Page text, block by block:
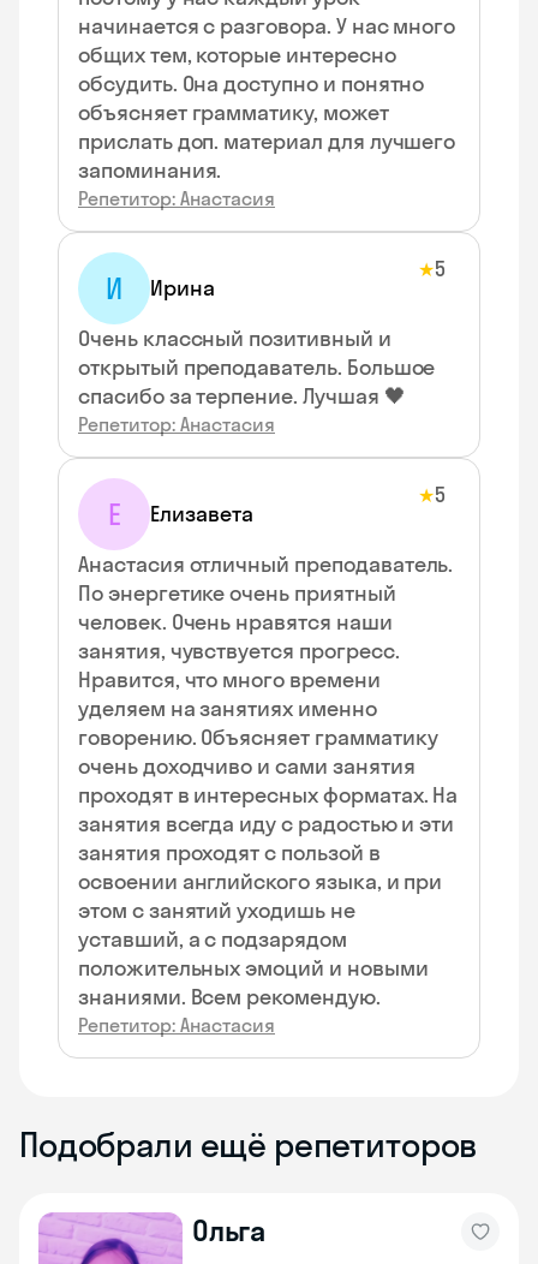
начинается с разговора. У нас много
общих тем, которые интересно
обсудить. Она доступно и понятно
объясняет грамматику, может
прислать доп. материал для лучшего
запоминания.
Репетитор: Анастасия
И Ирина
★5
Очень классный позитивный и
открытый преподаватель. Большое
спасибо за терпение. Лучшая 🖤
Репетитор: Анастасия
Е Елизавета
★5
Анастасия отличный преподаватель.
По энергетике очень приятный
человек. Очень нравятся наши
занятия, чувствуется прогресс.
Нравится, что много времени
уделяем на занятиях именно
говорению. Объясняет грамматику
очень доходчиво и сами занятия
проходят в интересных форматах. На
занятия всегда иду с радостью и эти
занятия проходят с пользой в
освоении английского языка, и при
этом с занятий уходишь не
уставший, а с подзарядом
положительных эмоций и новыми
знаниями. Всем рекомендую.
Репетитор: Анастасия
Подобрали ещё репетиторов
Ольга